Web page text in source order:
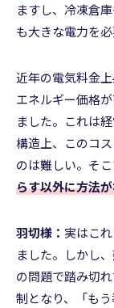
ますし、冷凍倉
も大きな電力を必
近年の電気料金
エネルギー価格
ました。これは
構造上、このコ
のは難しい。そこ
らす以外に方法
羽切様： 実はこ
ました。しかし
の問題で踏み切
制となり、「も